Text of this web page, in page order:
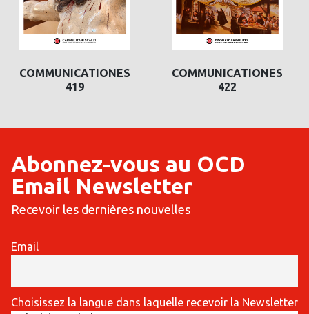
COMMUNICATIONES
419
COMMUNICATIONES
422
Abonnez-vous au OCD
Email Newsletter
Recevoir les dernières nouvelles
Email
Choisissez la langue dans laquelle recevoir la Newsletter